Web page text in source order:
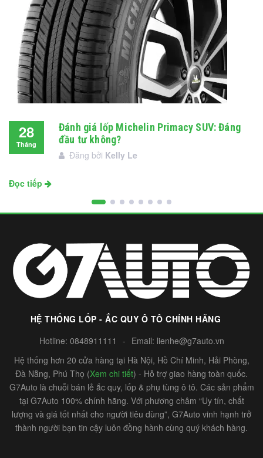
28
Tháng
Đánh giá lốp Michelin Primacy SUV: Đáng
đầu tư không?
Đăng bởi Kelly Le
Đọc tiếp
HỆ THỐNG LỐP - ẮC QUY Ô TÔ CHÍNH HÃNG
Hotline: 0848911111 - Email: lienhe@g7auto.vn
Hệ thống hơn 20 cửa hàng tại Hà Nội, Hồ Chí Minh, Hải Phòng,
Đà Nẵng, Phú Thọ (Xem chi tiết) - Hỗ trợ giao hàng toàn quốc.
G7Auto là chuỗi bán lẻ ắc quy, lốp & phụ tùng ô tô. Các sản phẩm
tại G7Auto 100% chính hãng. Với phương châm “Uy tín, chất
lượng và giá tốt nhất cho người tiêu dùng”, G7Auto vinh hạnh trở
thành người bạn tin cậy luôn đồng hành cùng quý khách hàng.